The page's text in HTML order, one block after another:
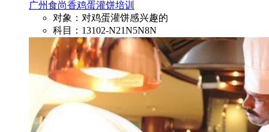
广州食尚香鸡蛋灌饼培训
对象：对鸡蛋灌饼感兴趣的
科目：13102-N21N5N8N